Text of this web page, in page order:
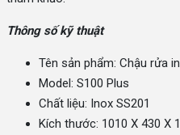
Thông số kỹ thuật
Tên sản phẩm: Chậu rửa
Model: S100 Plus
Chất liệu: Inox SS201
Kích thước: 1010 X 430 X